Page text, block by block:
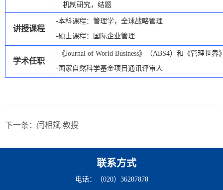
机制研究，结题
讲授课程
-本科课程：管理学，全球战略管理
-硕士课程：国际企业管理
学术任职
-《Journal of World Business》（ABS4）和《管理世界
-国家自然科学基金项目通讯评审人
下一条： 闫相斌 教授
联系方式
电话：（020）36207878